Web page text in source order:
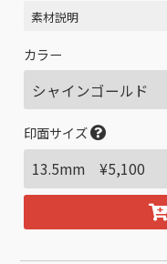
素材説明
カラー
印面サイズ